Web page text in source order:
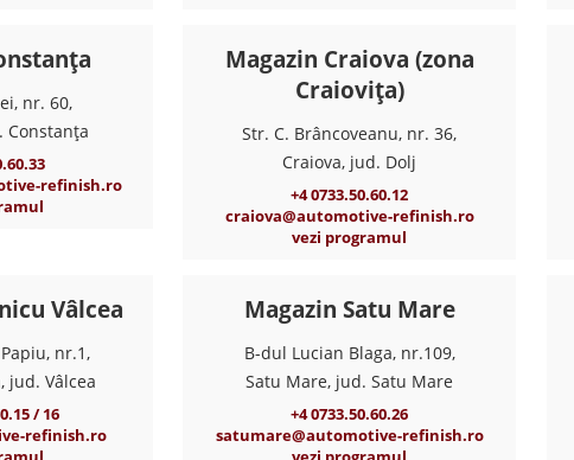
nr. 60,
Constanța
refinish.ro
Magazin Craiova (zona
Craiovița)
Str. C. Brâncoveanu, nr. 36,
Craiova, jud. Dolj
+4 0733.50.60.12
craiova@automotive-refinish.ro
vezi programul
Vâlcea
nr.1,
jud. Vâlcea
/ 16
refinish.ro
Magazin Satu Mare
B-dul Lucian Blaga, nr.109,
Satu Mare, jud. Satu Mare
+4 0733.50.60.26
satumare@automotive-refinish.ro